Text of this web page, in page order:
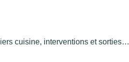
cuisine, interventions et sorties…